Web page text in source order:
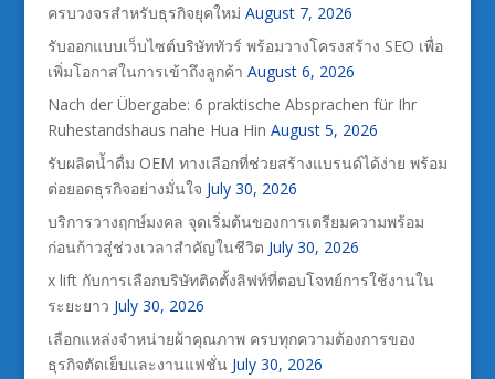
ครบวงจรสำหรับธุรกิจยุคใหม่ August 7, 2026
รับออกแบบเว็บไซต์บริษัททัวร์ พร้อมวางโครงสร้าง SEO เพื่อ
เพิ่มโอกาสในการเข้าถึงลูกค้า August 6, 2026
Nach der Übergabe: 6 praktische Absprachen für Ihr
Ruhestandshaus nahe Hua Hin August 5, 2026
รับผลิตน้ำดื่ม OEM ทางเลือกที่ช่วยสร้างแบรนด์ได้ง่าย พร้อม
ต่อยอดธุรกิจอย่างมั่นใจ July 30, 2026
บริการวางฤกษ์มงคล จุดเริ่มต้นของการเตรียมความพร้อม
ก่อนก้าวสู่ช่วงเวลาสำคัญในชีวิต July 30, 2026
x lift กับการเลือกบริษัทติดตั้งลิฟท์ที่ตอบโจทย์การใช้งานใน
ระยะยาว July 30, 2026
เลือกแหล่งจำหน่ายผ้าคุณภาพ ครบทุกความต้องการของ
ธุรกิจตัดเย็บและงานแฟชั่น July 30, 2026